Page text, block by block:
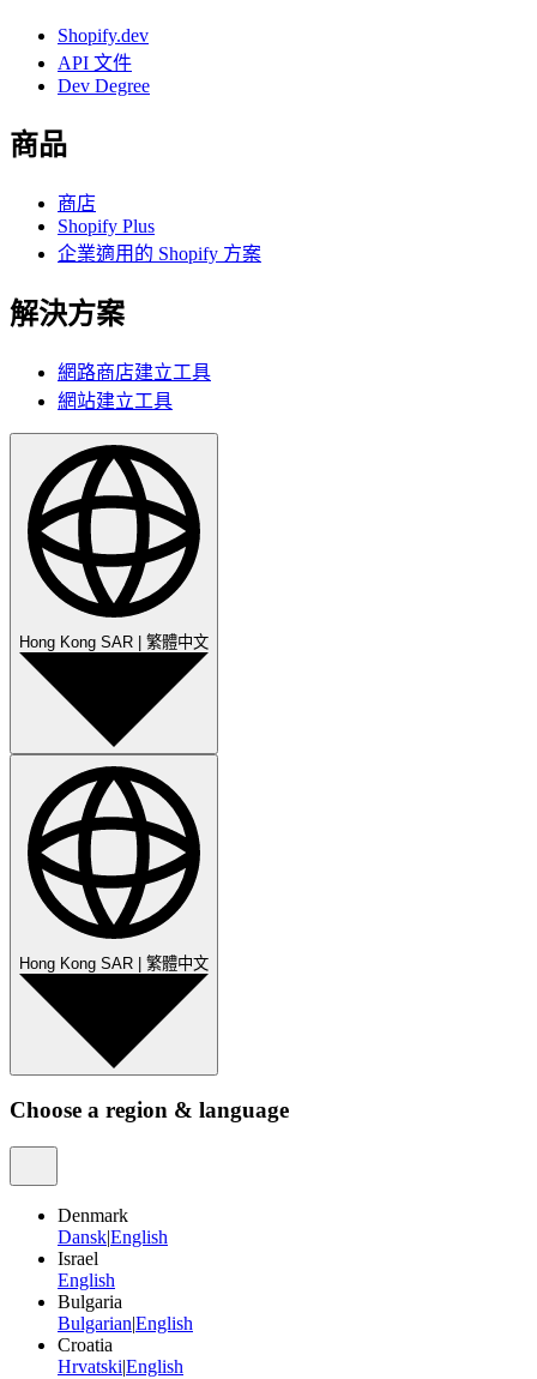
Shopify.dev
API 文件
Dev Degree
商品
商店
Shopify Plus
企業適用的 Shopify 方案
解決方案
網路商店建立工具
網站建立工具
Hong Kong SAR | 繁體中文
Hong Kong SAR | 繁體中文
Choose a region & language
Denmark
Dansk|English
Israel
English
Bulgaria
Bulgarian|English
Croatia
Hrvatski|English